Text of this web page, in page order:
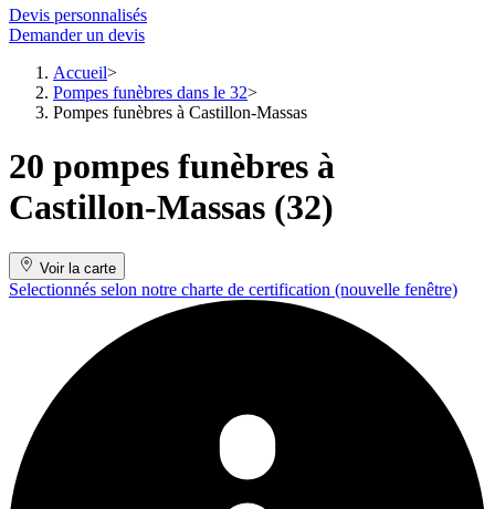
Devis personnalisés
Demander un devis
Accueil
Pompes funèbres dans le 32
Pompes funèbres à Castillon-Massas
20 pompes funèbres à
Castillon-Massas (32)
Voir la carte
Selectionnés selon notre charte de certification (nouvelle fenêtre)